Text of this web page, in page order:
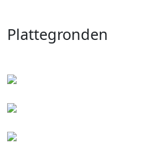
Plattegronden